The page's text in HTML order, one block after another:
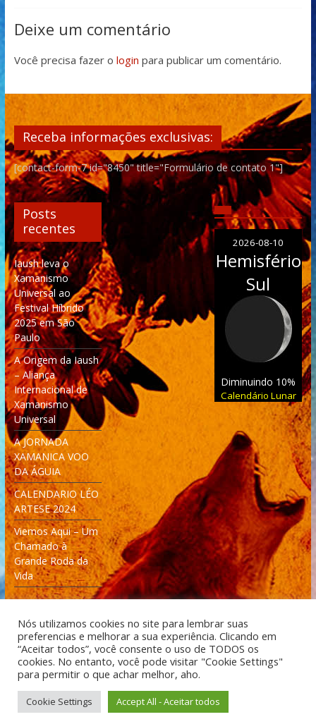
Deixe um comentário
Você precisa fazer o login para publicar um comentário.
Receba informações exclusivas:
[contact-form-7 id="8450" title="Formulário de contato 1"]
Posts
recentes
Iaush leva o
Xamanismo
Universal ao
Festival Híbrido
2025 em São
Paulo
A Origem da Iaush
– Aliança
Internacional de
Xamanismo
Universal
A JORNADA
XAMANICA VOO
DA ÁGUIA
CALENDARIO LÉO
ARTESE 2024
Viemos Aqui – Um
Chamado à
Grande Roda da
Vida
2026-08-10
Hemisfério
Sul
Diminuindo 10%
Calendário Lunar
Desenvolvido: Moleculas4D - Engenharia Espacial e
Tecnologia [moleculas4d.com.br]
Nós utilizamos cookies no site para lembrar suas
preferencias e melhorar a sua experiência. Clicando em
“Aceitar todos”, você consente o uso de TODOS os
cookies. No entanto, você pode visitar "Cookie Settings"
para permitir o que achar melhor, aho.
Cookie Settings Accept All - Aceitar todos